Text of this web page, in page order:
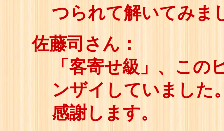
つられて解いてみま
佐藤司さん：
「客寄せ級」、こ
ンザイしていました
感謝します。